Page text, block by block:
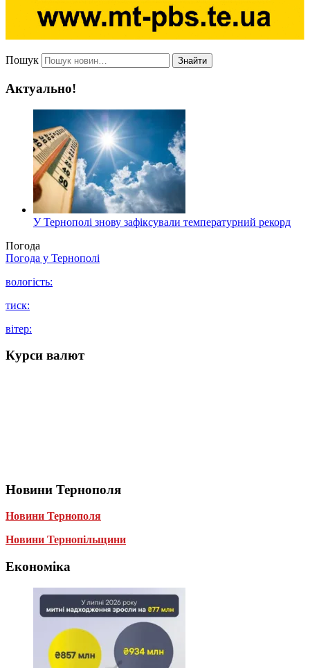
Пошук Знайти
Актуально!
У Тернополі знову зафіксували температурний рекорд
Погода
Погода у Тернополі
вологість:
тиск:
вітер:
Курси валют
Новини Тернополя
Новини Тернополя
Новини Тернопільщини
Економіка